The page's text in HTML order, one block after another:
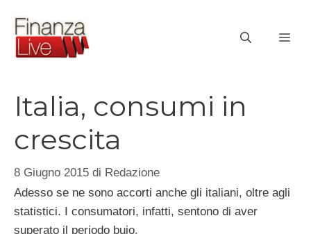
contenuto
Italia, consumi in
crescita
8 Giugno 2015 di Redazione
Adesso se ne sono accorti anche gli italiani, oltre agli
statistici. I consumatori, infatti, sentono di aver
superato il periodo buio.